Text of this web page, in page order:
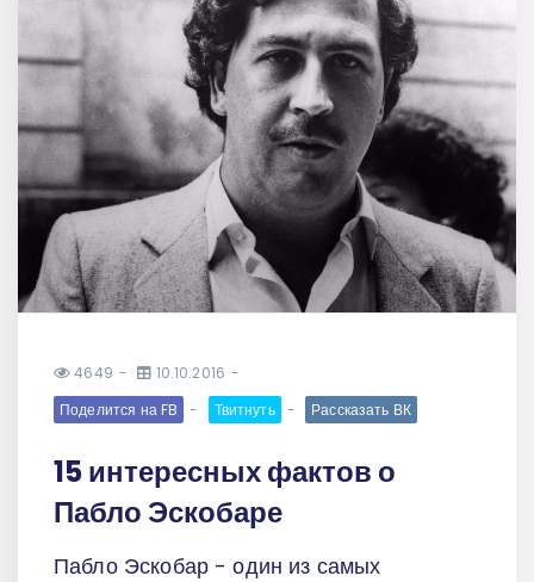
4649
10.10.2016
Поделится на FB
Твитнуть Рассказать ВК
15 интересных фактов о
Пабло Эскобаре
Пабло Эскобар - один из самых